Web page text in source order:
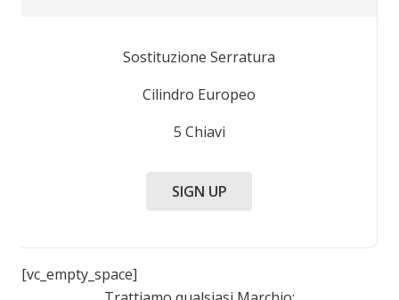
Sostituzione Serratura
Cilindro Europeo
5 Chiavi
SIGN UP
[vc_empty_space]